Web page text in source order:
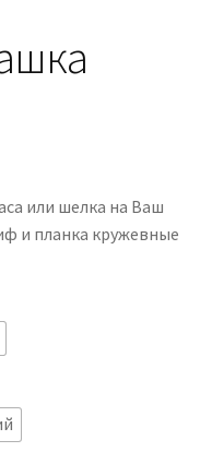
или шелка на Ваш
и планка кружевные